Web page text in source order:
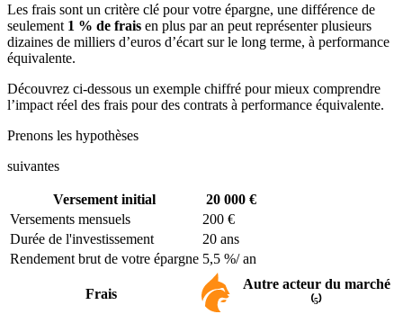
Les frais sont un critère clé pour votre épargne, une différence de
seulement 1 % de frais en plus par an peut représenter plusieurs
dizaines de milliers d’euros d’écart sur le long terme, à performance
équivalente.
Découvrez ci-dessous un exemple chiffré pour mieux comprendre
l’impact réel des frais pour des contrats à performance équivalente.
Prenons les hypothèses
suivantes
Versement initial
20 000 €
Versements mensuels
200 €
Durée de l'investissement
20 ans
Rendement brut de votre épargne 5,5 %/ an
Frais
Autre acteur du marché
⁽⁵⁾